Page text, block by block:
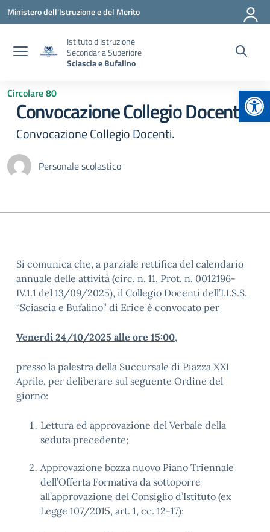
Vai ai contenuti
Vai al menu di navigazione
Vai al footer
Ministero dell'Istruzione e del Merito
Istituto d'Istruzione
Secondaria Superiore
Sciascia e Bufalino
Circolare 80
Convocazione Collegio Docenti.
Convocazione Collegio Docenti.
Personale scolastico
Si comunica che, a parziale rettifica del calendario
annuale delle attività (circ. n. 11, Prot. n. 0012196-
IV.1.1 del 13/09/2025), il Collegio Docenti dell’I.I.S.S.
“Sciascia e Bufalino” di Erice è convocato per
Venerdì 24/10/2025 alle ore 15:00,
presso la palestra della Succursale di Piazza XXI
Aprile, per deliberare sul seguente Ordine del
giorno:
Lettura ed approvazione del Verbale della
seduta precedente;
Approvazione bozza nuovo Piano Triennale
dell’Offerta Formativa da sottoporre
all’approvazione del Consiglio d’Istituto (ex
Legge 107/2015, art. 1, cc. 12-17);